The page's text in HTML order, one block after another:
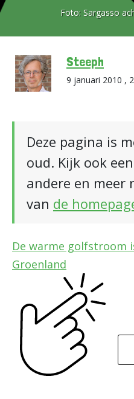
Foto: Sargasso
Steeph
9 januari 2010 ,
Deze pagina is
oud. Kijk ook
andere en meer
van de
De warme golfstroom
Groenland